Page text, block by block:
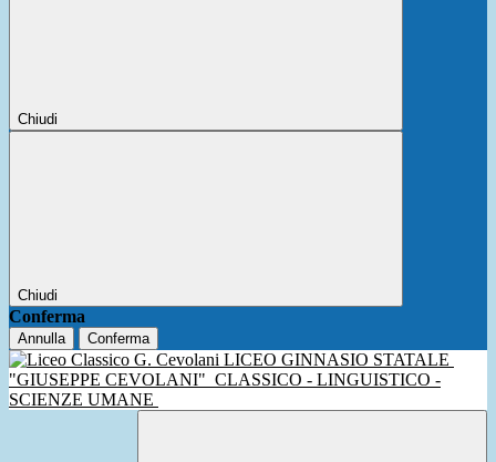
Chiudi
Chiudi
Conferma
Annulla Conferma
LICEO GINNASIO STATALE
"GIUSEPPE CEVOLANI" CLASSICO - LINGUISTICO -
SCIENZE UMANE